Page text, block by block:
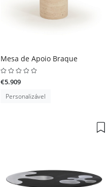
Mesa de Apoio Braque
€5.909
Personalizável